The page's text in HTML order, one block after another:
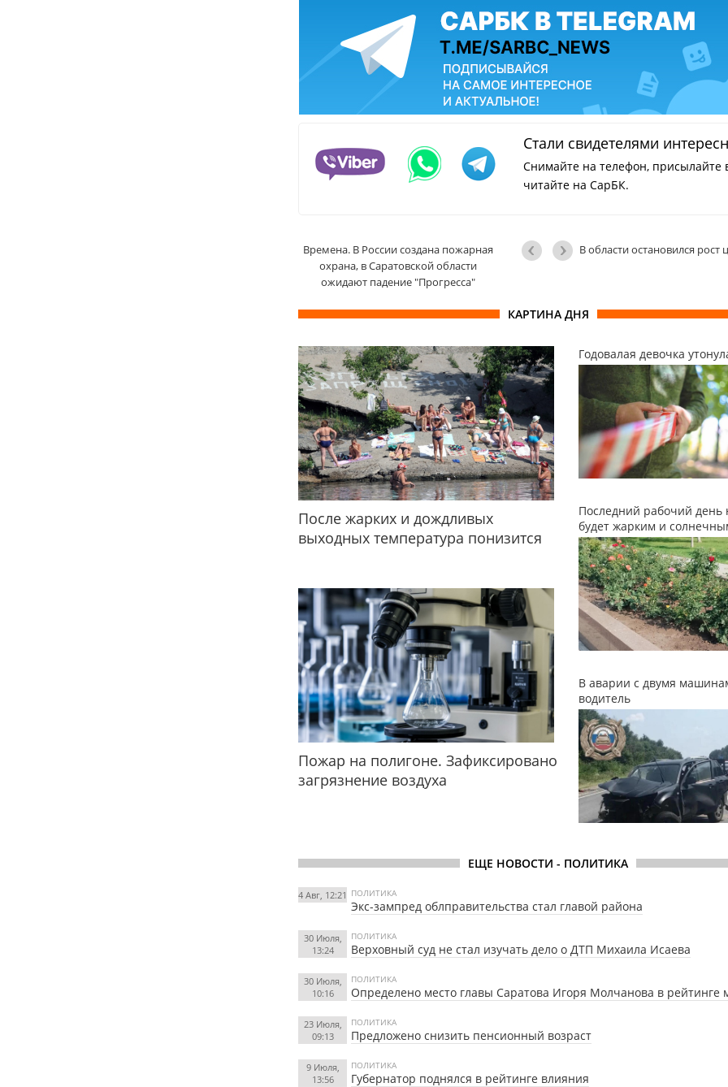
Стали свидетелями
Снимайте на телефон, присылайте
читайте на СарБК.
Времена. В России создана пожарная
охрана, в Саратовской области
ожидают падение "Прогресса"
В области остановился рост
КАРТИНА ДНЯ
После жарких и дождливых
выходных температура понизится
Пожар на полигоне. Зафиксировано
загрязнение воздуха
Годовалая девочка
Последний рабочий день
будет жарким и
В аварии с двумя
водитель
ЕЩЕ НОВОСТИ - ПОЛИТИКА
4 Авг, 12:21 ПОЛИТИКА
Экс-зампред облправительства стал главой района
30 Июля,
13:24
ПОЛИТИКА
Верховный суд не стал изучать дело о ДТП Михаила Исаева
30 Июля,
10:16
ПОЛИТИКА
Определено место главы Саратова Игоря Молчанова в рейтинге
23 Июля,
09:13
ПОЛИТИКА
Предложено снизить пенсионный возраст
9 Июля,
13:56
ПОЛИТИКА
Губернатор поднялся в рейтинге влияния